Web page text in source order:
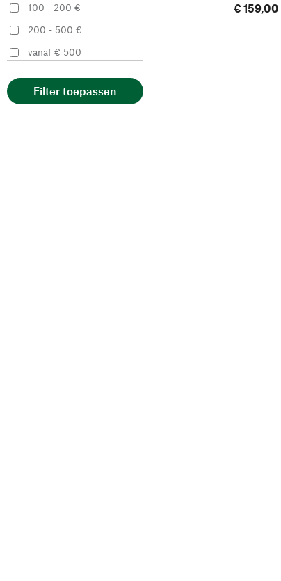
100 - 200 €
200 - 500 €
vanaf € 500
Filter toepassen
€ 159,00